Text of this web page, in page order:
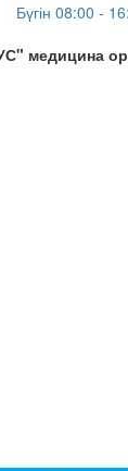
Бүгін 08:00 -
медицина